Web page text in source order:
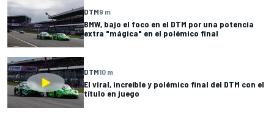
DTM9 m
BMW, bajo el foco en el DTM por una potencia
extra "mágica" en el polémico final
DTM10 m
El viral, increíble y polémico final del DTM con el
título en juego